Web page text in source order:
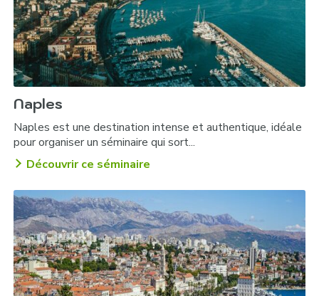
Naples
Naples est une destination intense et authentique, idéale
pour organiser un séminaire qui sort...
Découvrir ce séminaire